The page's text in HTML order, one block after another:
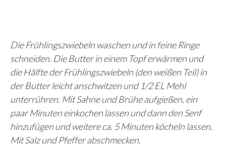
Die Frühlingszwiebeln waschen und in feine Ringe
schneiden. Die Butter in einem Topf erwärmen und
die Hälfte der Frühlingszwiebeln (den weißen Teil) in
der Butter leicht anschwitzen und 1/2 EL Mehl
unterrühren. Mit Sahne und Brühe aufgießen, ein
paar Minuten einkochen lassen und dann den Senf
hinzufügen und weitere ca. 5 Minuten köcheln lassen.
Mit Salz und Pfeffer abschmecken.